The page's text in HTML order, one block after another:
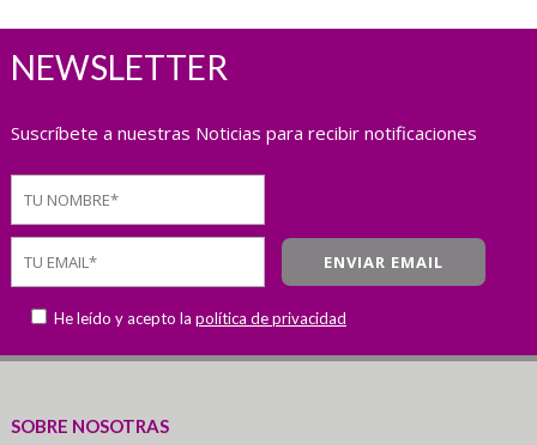
NEWSLETTER
Suscríbete a nuestras Noticias para recibir notificaciones
He leído y acepto la política de privacidad
SOBRE NOSOTRAS